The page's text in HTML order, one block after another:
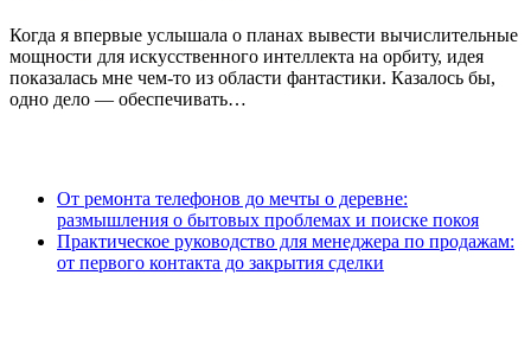
Когда я впервые услышала о планах вывести вычислительные
мощности для искусственного интеллекта на орбиту, идея
показалась мне чем-то из области фантастики. Казалось бы,
одно дело — обеспечивать…
От ремонта телефонов до мечты о деревне:
размышления о бытовых проблемах и поиске покоя
Практическое руководство для менеджера по продажам:
от первого контакта до закрытия сделки